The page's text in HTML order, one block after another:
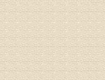
姓名：
病情描
专家回
治疗方
理疗、